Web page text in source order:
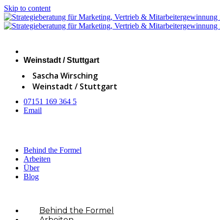
Skip to content
Weinstadt / Stuttgart
Sascha Wirsching
Weinstadt / Stuttgart
07151 169 364 5
Email
Behind the Formel
Arbeiten
Über
Blog
Behind the Formel